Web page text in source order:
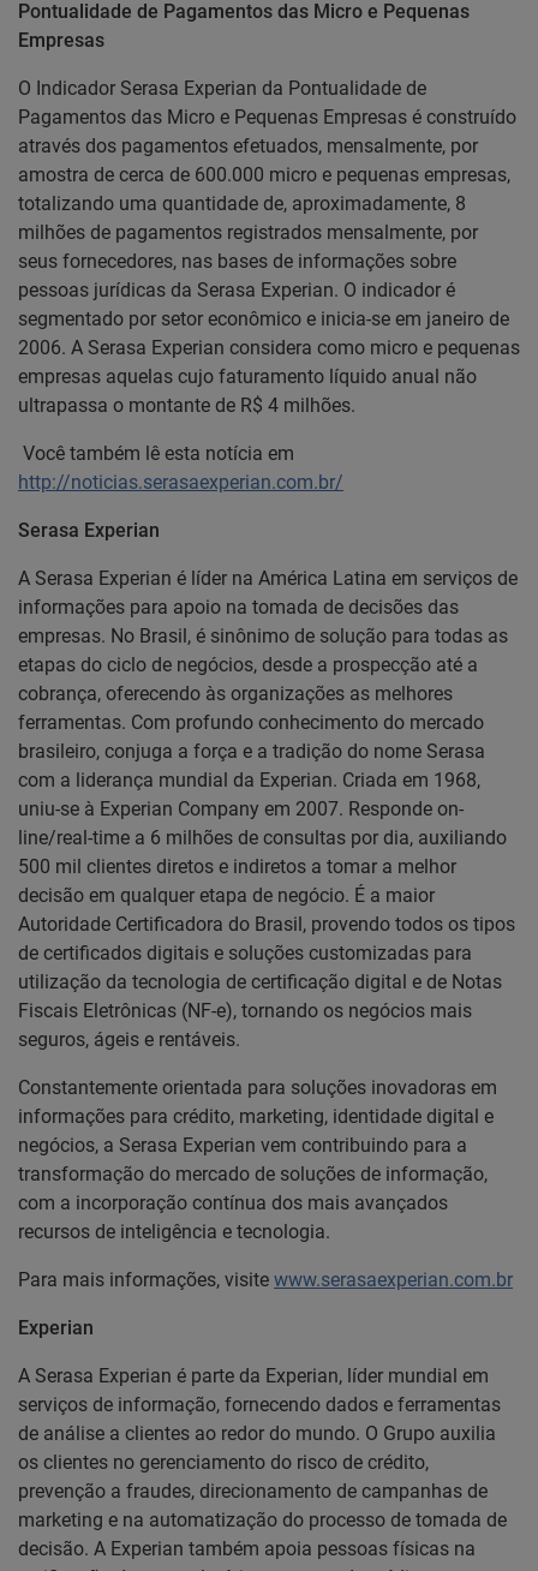
Pontualidade de Pagamentos das Micro e Pequenas
Empresas
O Indicador Serasa Experian da Pontualidade de
Pagamentos das Micro e Pequenas Empresas é construído
através dos pagamentos efetuados, mensalmente, por
amostra de cerca de 600.000 micro e pequenas empresas,
totalizando uma quantidade de, aproximadamente, 8
milhões de pagamentos registrados mensalmente, por
seus fornecedores, nas bases de informações sobre
pessoas jurídicas da Serasa Experian. O indicador é
segmentado por setor econômico e inicia-se em janeiro de
2006. A Serasa Experian considera como micro e pequenas
empresas aquelas cujo faturamento líquido anual não
ultrapassa o montante de R$ 4 milhões.
Você também lê esta notícia em
http://noticias.serasaexperian.com.br/
Serasa Experian
A Serasa Experian é líder na América Latina em serviços de
informações para apoio na tomada de decisões das
empresas. No Brasil, é sinônimo de solução para todas as
etapas do ciclo de negócios, desde a prospecção até a
cobrança, oferecendo às organizações as melhores
ferramentas. Com profundo conhecimento do mercado
brasileiro, conjuga a força e a tradição do nome Serasa
com a liderança mundial da Experian. Criada em 1968,
uniu-se à Experian Company em 2007. Responde on-
line/real-time a 6 milhões de consultas por dia, auxiliando
500 mil clientes diretos e indiretos a tomar a melhor
decisão em qualquer etapa de negócio. É a maior
Autoridade Certificadora do Brasil, provendo todos os tipos
de certificados digitais e soluções customizadas para
utilização da tecnologia de certificação digital e de Notas
Fiscais Eletrônicas (NF-e), tornando os negócios mais
seguros, ágeis e rentáveis.
Constantemente orientada para soluções inovadoras em
informações para crédito, marketing, identidade digital e
negócios, a Serasa Experian vem contribuindo para a
transformação do mercado de soluções de informação,
com a incorporação contínua dos mais avançados
recursos de inteligência e tecnologia.
Para mais informações, visite www.serasaexperian.com.br
Experian
A Serasa Experian é parte da Experian, líder mundial em
serviços de informação, fornecendo dados e ferramentas
de análise a clientes ao redor do mundo. O Grupo auxilia
os clientes no gerenciamento do risco de crédito,
prevenção a fraudes, direcionamento de campanhas de
marketing e na automatização do processo de tomada de
decisão. A Experian também apoia pessoas físicas na